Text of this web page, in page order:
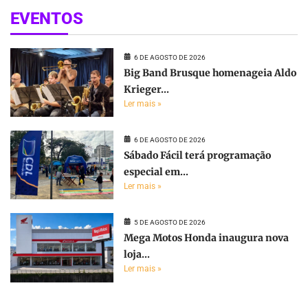
EVENTOS
6 DE AGOSTO DE 2026
Big Band Brusque homenageia Aldo
Krieger...
Ler mais »
6 DE AGOSTO DE 2026
Sábado Fácil terá programação
especial em...
Ler mais »
5 DE AGOSTO DE 2026
Mega Motos Honda inaugura nova
loja...
Ler mais »